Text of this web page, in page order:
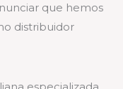
que hemos
distribuidor